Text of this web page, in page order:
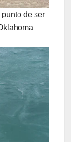
de ser